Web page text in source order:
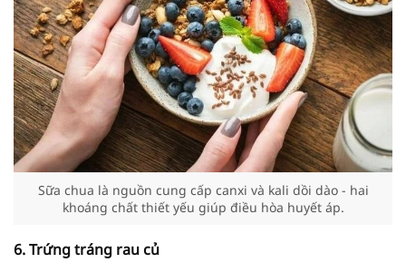
Sữa chua là nguồn cung cấp canxi và kali dồi dào - hai
khoáng chất thiết yếu giúp điều hòa huyết áp.
6. Trứng tráng rau củ